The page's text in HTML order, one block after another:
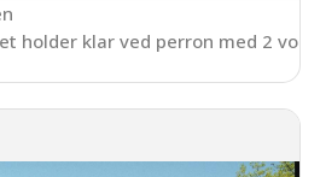
holder klar ved perron med 2